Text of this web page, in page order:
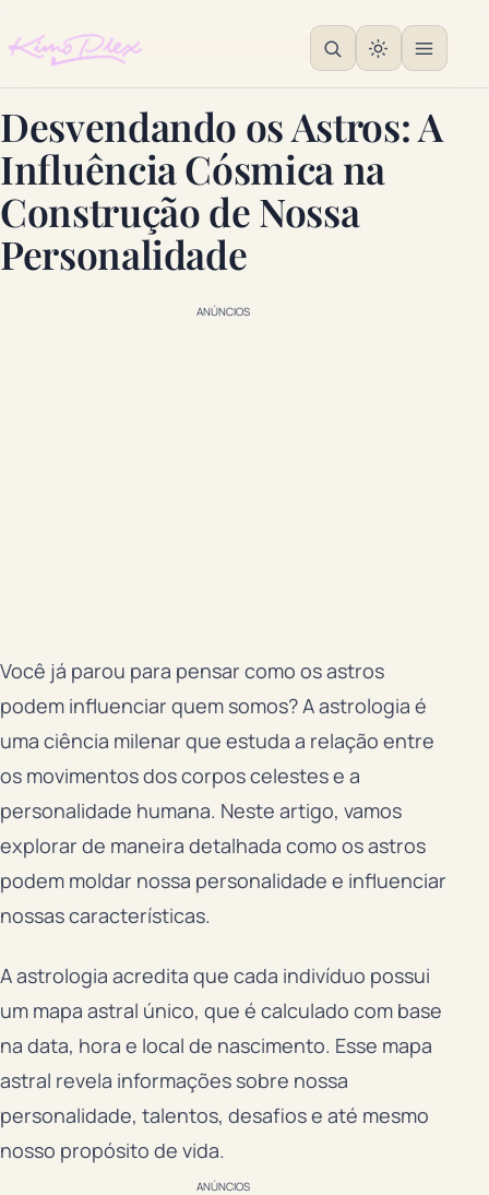
Desvendando os Astros: A
Influência Cósmica na
Construção de Nossa
Personalidade
ANÚNCIOS
Você já parou para pensar como os astros
podem influenciar quem somos? A astrologia é
uma ciência milenar que estuda a relação entre
os movimentos dos corpos celestes e a
personalidade humana. Neste artigo, vamos
explorar de maneira detalhada como os astros
podem moldar nossa personalidade e influenciar
nossas características.
A astrologia acredita que cada indivíduo possui
um mapa astral único, que é calculado com base
na data, hora e local de nascimento. Esse mapa
astral revela informações sobre nossa
personalidade, talentos, desafios e até mesmo
nosso propósito de vida.
ANÚNCIOS